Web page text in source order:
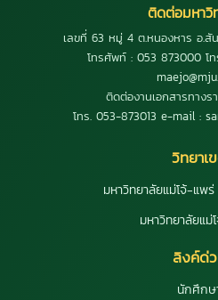
ติดต่อมหาวิ
เลขที่ 63 หมู่ 4 ต.หนองหาร อ.สั
โทรศัพท์ : 053 873000 โ
ติดต่องานเอกสารทาง
โทร. 053-873013 e-mail :
วิทยาเ
มหาวิทยาลัยแม่โจ้-แพ
มหาวิทยาลัยแ
ลิงค์ด่
นักศึกษ